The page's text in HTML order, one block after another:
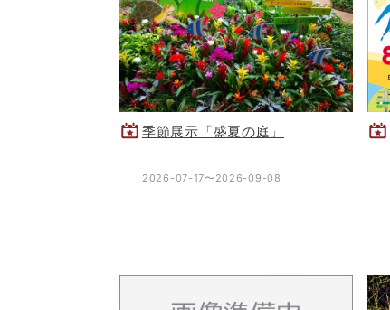
季節展示「盛夏の庭」
2026-07-17〜2026-09-08